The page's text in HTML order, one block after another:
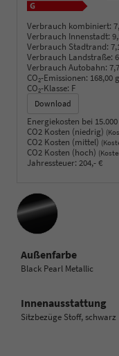
Verbrauch kombiniert:
Verbrauch Innenstadt:
Verbrauch Stadtrand:
Verbrauch Landstraße:
Verbrauch Autobahn:
CO2-Emissionen: 168,00
CO2-Klasse: F
Download
Energiekosten bei
CO2 Kosten (niedrig)
CO2 Kosten (mittel)
CO2 Kosten (hoch)
Jahressteuer: 204,- €
Außenfarbe
Black Pearl Metallic
Innenausstattung
Sitzbezüge Stoff, schwarz